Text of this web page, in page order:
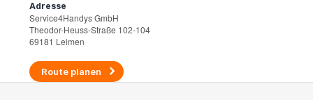
Adresse
Service4Handys GmbH
Theodor-Heuss-Straße 102-104
69181 Leimen
Route planen